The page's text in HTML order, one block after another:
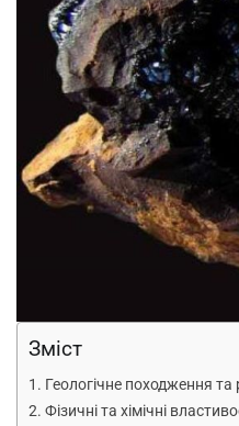
Зміст
Геологічне походження та
Фізичні та хімічні